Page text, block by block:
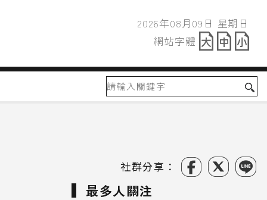
2026年08月09日
網站字體
社群分享：
最多人關注
2026年08月09日 星期日
網站字體